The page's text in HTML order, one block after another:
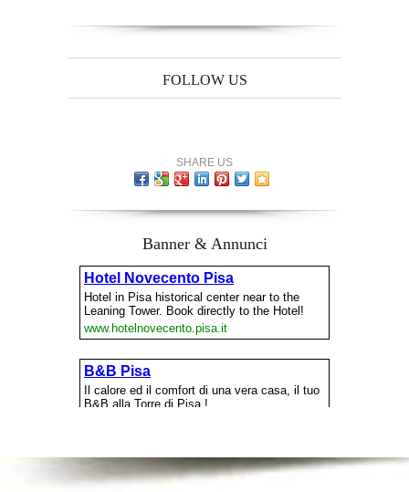
FOLLOW US
SHARE US
Banner & Annunci